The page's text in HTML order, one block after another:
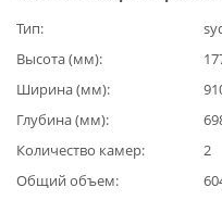
Тип
Высота (мм)
Ширина (мм)
Глубина (мм)
Количество камер
2
Общий объем